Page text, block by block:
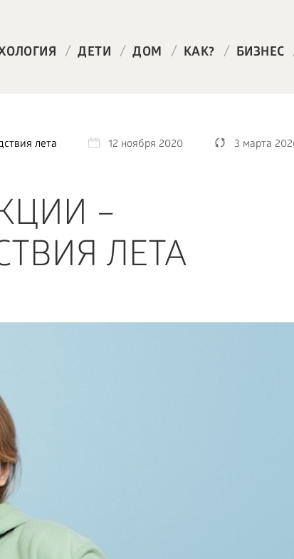
/ ДЕТИ / ДОМ / КАК? / БИЗНЕС
лета 12 ноября 2020 3 марта
–
ЛЕТА